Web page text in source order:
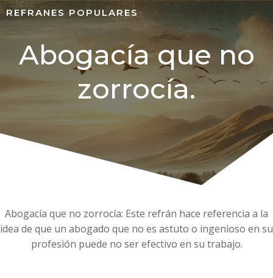
REFRANES POPULARES
Abogacía que no
zorrocía.
Abogacía que no zorrocía: Este refrán hace referencia a la
idea de que un abogado que no es astuto o ingenioso en su
profesión puede no ser efectivo en su trabajo.